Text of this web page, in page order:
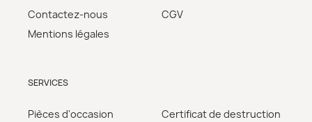
Contactez-nous
Mentions légales
CGV
SERVICES
Pièces d'occasion
Certificat de destruction